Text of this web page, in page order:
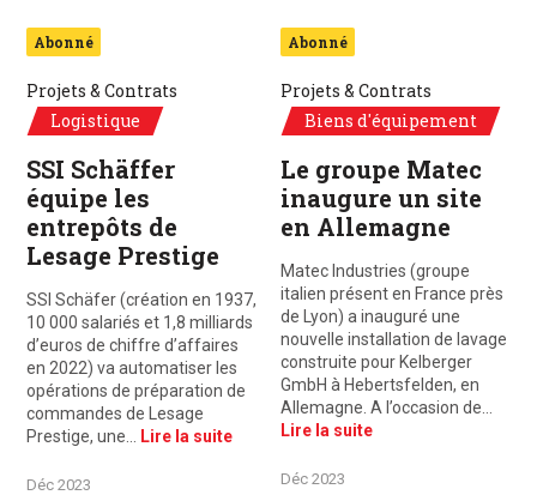
Abonné
Projets & Contrats
Logistique
SSI Schäffer
équipe les
entrepôts de
Lesage Prestige
SSI Schäfer (création en 1937,
10 000 salariés et 1,8 milliards
d’euros de chiffre d’affaires
en 2022) va automatiser les
opérations de préparation de
commandes de Lesage
Prestige, une…
Lire la suite
Déc 2023
Abonné
Projets & Contrats
Biens d'équipement
Le groupe Matec
inaugure un site
en Allemagne
Matec Industries (groupe
italien présent en France près
de Lyon) a inauguré une
nouvelle installation de lavage
construite pour Kelberger
GmbH à Hebertsfelden, en
Allemagne. A l’occasion de…
Lire la suite
Déc 2023